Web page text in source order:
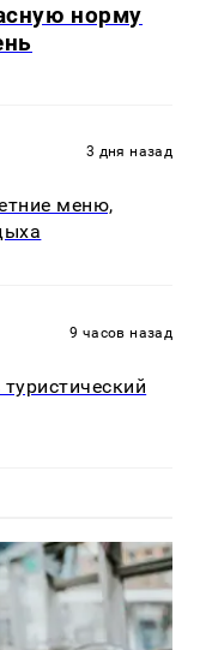
норму
3 дня назад
меню,
9 часов назад